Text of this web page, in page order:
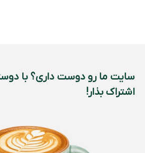
سایت ما رو دوست داری؟ با
اشتراک بذار!